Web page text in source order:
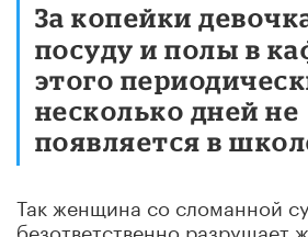
За копейки
посуду и полы в
этого
несколько дней не
появляется в
Так женщина со сломанной
безответственно разрушает